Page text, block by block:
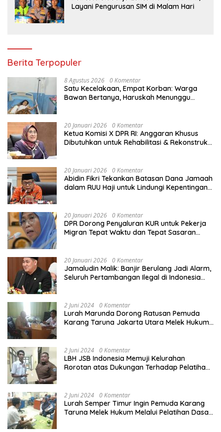
Layani Pengurusan SIM di Malam Hari
Berita Terpopuler
8 Agustus 2026 0 Komentar
Satu Kecelakaan, Empat Korban: Warga
Bawan Bertanya, Haruskah Menunggu
20 Januari 2026 0 Komentar
Ketua Komisi X DPR RI: Anggaran Khusus
Dibutuhkan untuk Rehabilitasi & Rekonstruksi
20 Januari 2026 0 Komentar
Abidin Fikri Tekankan Batasan Dana Jamaah
dalam RUU Haji untuk Lindungi Kepentingan
20 Januari 2026 0 Komentar
DPR Dorong Penyaluran KUR untuk Pekerja
Migran Tepat Waktu dan Tepat Sasaran
20 Januari 2026 0 Komentar
Jamaludin Malik: Banjir Berulang Jadi Alarm,
Seluruh Pertambangan Ilegal di Indonesia
2 Juni 2024 0 Komentar
Lurah Marunda Dorong Ratusan Pemuda
Karang Taruna Jakarta Utara Melek Hukum
2 Juni 2024 0 Komentar
LBH JSB Indonesia Memuji Kelurahan
Rorotan atas Dukungan Terhadap Pelatihan
2 Juni 2024 0 Komentar
Lurah Semper Timur Ingin Pemuda Karang
Taruna Melek Hukum Melalui Pelatihan Dasar